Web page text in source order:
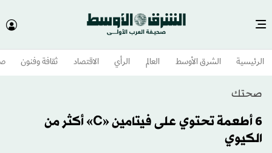
الرئيسية الشرق الأوسط​ العالم الرأي الاقتصاد ثقافة وفنون
صحتك
6 أطعمة تحتوي على فيتامين «C» أكثر من
الكيوي